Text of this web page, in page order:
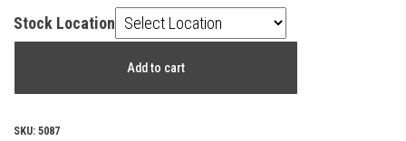
Stock Location
1
Add to cart
SKU: 5087